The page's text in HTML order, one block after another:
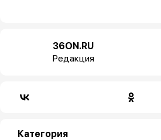
36ON.RU
Редакция
Категория